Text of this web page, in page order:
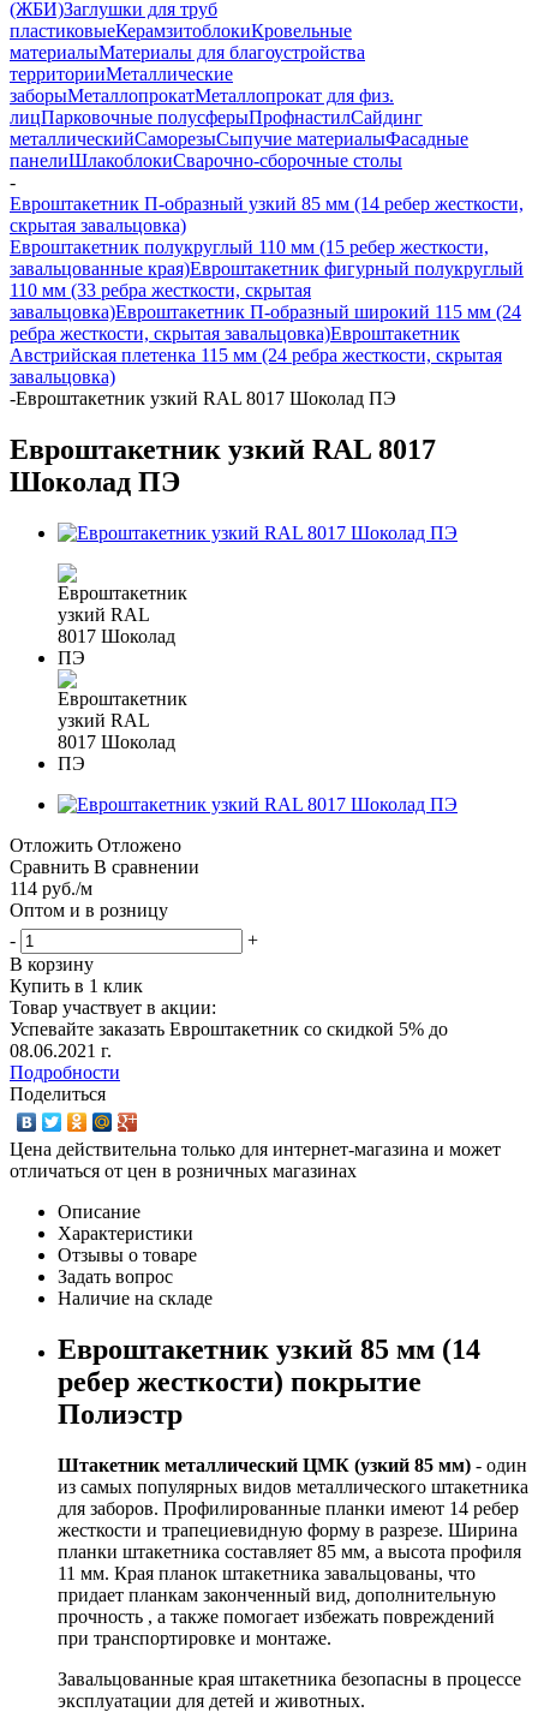
(ЖБИ)Заглушки для труб
пластиковыеКерамзитоблокиКровельные
материалыМатериалы для благоустройства
территорииМеталлические
заборыМеталлопрокатМеталлопрокат для физ.
лицПарковочные полусферыПрофнастилСайдинг
металлическийСаморезыСыпучие материалыФасадные
панелиШлакоблокиСварочно-сборочные столы
-
Евроштакетник П-образный узкий 85 мм (14 ребер жесткости,
скрытая завальцовка)
Евроштакетник полукруглый 110 мм (15 ребер жесткости,
завальцованные края)Евроштакетник фигурный полукруглый
110 мм (33 ребра жесткости, скрытая
завальцовка)Евроштакетник П-образный широкий 115 мм (24
ребра жесткости, скрытая завальцовка)Евроштакетник
Австрийская плетенка 115 мм (24 ребра жесткости, скрытая
завальцовка)
-Евроштакетник узкий RAL 8017 Шоколад ПЭ
Евроштакетник узкий RAL 8017
Шоколад ПЭ
Отложить Отложено
Сравнить В сравнении
114 руб./м
Оптом и в розницу
-
+
В корзину
Купить в 1 клик
Товар участвует в акции:
Успевайте заказать Евроштакетник со скидкой 5% до
08.06.2021 г.
Подробности
Поделиться
Цена действительна только для интернет-магазина и может
отличаться от цен в розничных магазинах
Описание
Характеристики
Отзывы о товаре
Задать вопрос
Наличие на складе
Евроштакетник узкий 85 мм (14
ребер жесткости) покрытие
Полиэстр
Штакетник металлический ЦМК (узкий 85 мм) - один
из самых популярных видов металлического штакетника
для заборов. Профилированные планки имеют 14 ребер
жесткости и трапециевидную форму в разрезе. Ширина
планки штакетника составляет 85 мм, а высота профиля
11 мм. Края планок штакетника завальцованы, что
придает планкам законченный вид, дополнительную
прочность , а также помогает избежать повреждений
при транспортировке и монтаже.
Завальцованные края штакетника безопасны в процессе
эксплуатации для детей и животных.